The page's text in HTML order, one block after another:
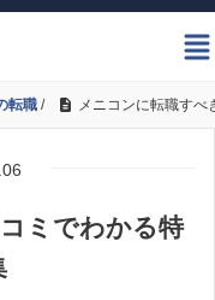
転職 / メニコンに転職すべ
ミでわかる特